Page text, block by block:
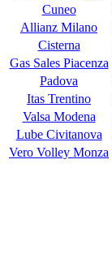
Cuneo
Allianz Milano
Cisterna
Gas Sales Piacenza
Padova
Itas Trentino
Valsa Modena
Lube Civitanova
Vero Volley Monza